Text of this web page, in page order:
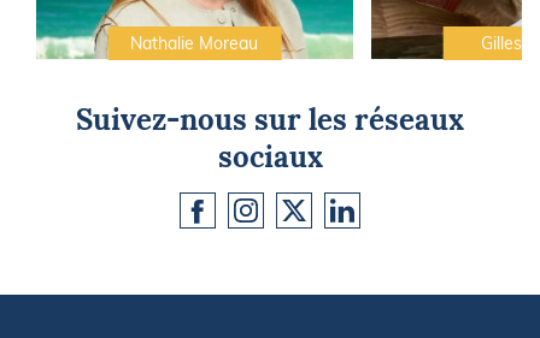
Nathalie Moreau Gilles
Suivez-nous sur les réseaux
sociaux